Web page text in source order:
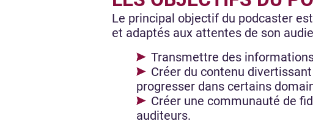
Le principal objectif du podcaster
et adaptés aux attentes de son
Transmettre des
Créer du contenu
progresser dans certains
Créer une communauté de
auditeurs.